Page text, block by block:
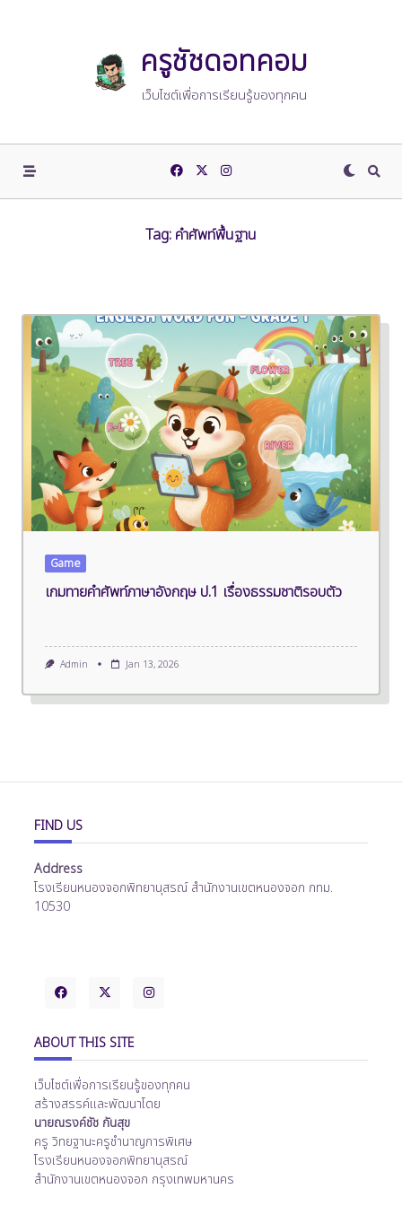
ครูชัชดอทคอม
เว็บไซต์เพื่อการเรียนรู้ของทุกคน
Tag: คำศัพท์พื้นฐาน
Game
เกมทายคำศัพท์ภาษาอังกฤษ ป.1 เรื่องธรรมชาติรอบตัว
Admin Jan 13, 2026
FIND US
Address
โรงเรียนหนองจอกพิทยานุสรณ์ สำนักงานเขตหนองจอก กทม.
10530
ABOUT THIS SITE
เว็บไซต์เพื่อการเรียนรู้ของทุกคน
สร้างสรรค์และพัฒนาโดย
นายณรงค์ชัช กันสุข
ครู วิทยฐานะครูชำนาญการพิเศษ
โรงเรียนหนองจอกพิทยานุสรณ์
สำนักงานเขตหนองจอก กรุงเทพมหานคร